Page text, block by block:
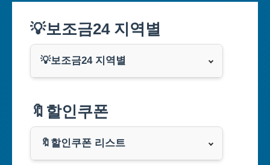
💡보조금24 지역별
💡보조금24 지역별
부산광역시
대구광역시
🔖할인쿠폰
🔖할인쿠폰 리스트